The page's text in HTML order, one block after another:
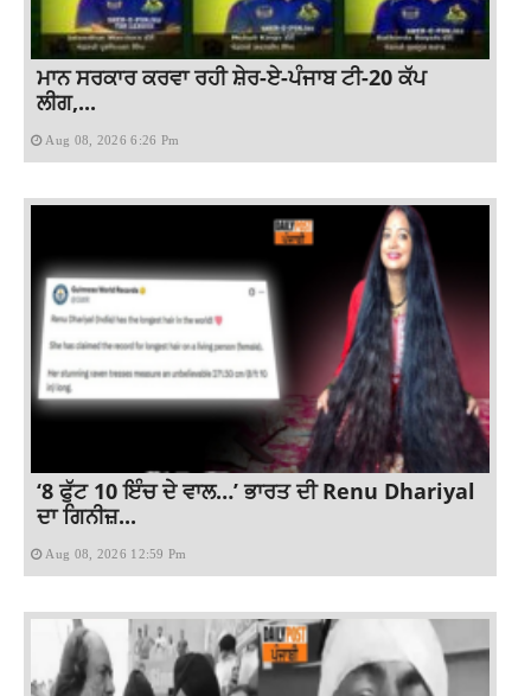
ਮਾਨ ਸਰਕਾਰ ਕਰਵਾ ਰਹੀ ਸ਼ੇਰ-ਏ-ਪੰਜਾਬ ਟੀ-20 ਕੱਪ
ਲੀਗ,...
Aug 08, 2026 6:26 Pm
‘8 ਫੁੱਟ 10 ਇੰਚ ਦੇ ਵਾਲ…’ ਭਾਰਤ ਦੀ Renu Dhariyal
ਦਾ ਗਿਨੀਜ਼...
Aug 08, 2026 12:59 Pm